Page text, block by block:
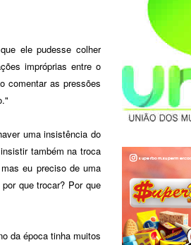
ele pudesse colher
impróprias entre o
comentar as pressões
uma insistência do
também na troca
eu preciso de uma
que trocar? Por que
da época tinha muitos